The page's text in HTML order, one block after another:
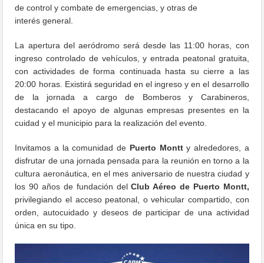
de control y combate de emergencias, y otras de
interés general.
La apertura del aeródromo será desde las 11:00 horas, con
ingreso controlado de vehículos, y entrada peatonal gratuita,
con actividades de forma continuada hasta su cierre a las
20:00 horas. Existirá seguridad en el ingreso y en el desarrollo
de la jornada a cargo de Bomberos y Carabineros,
destacando el apoyo de algunas empresas presentes en la
cuidad y el municipio para la realización del evento.
Invitamos a la comunidad de Puerto Montty alrededores, a
disfrutar de una jornada pensada para la reunión en torno a la
cultura aeronáutica, en el mes aniversario de nuestra ciudad y
los 90 años de fundación delClub Aéreo de Puerto Montt,
privilegiando el acceso peatonal, o vehicular compartido, con
orden, autocuidado y deseos de participar de una actividad
única en su tipo.